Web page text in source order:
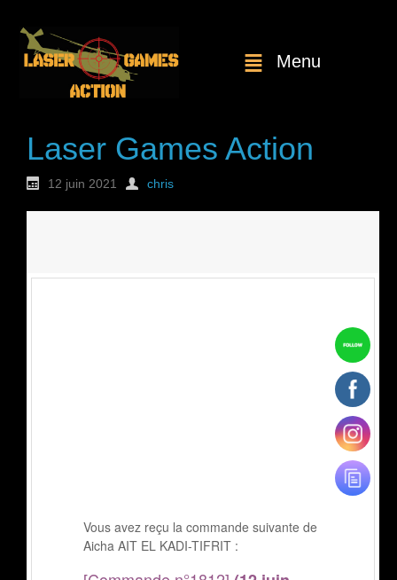
Menu
Laser Games Action
12 juin 2021 chris
Vous avez reçu la commande suivante de
Aicha AIT EL KADI-TIFRIT :